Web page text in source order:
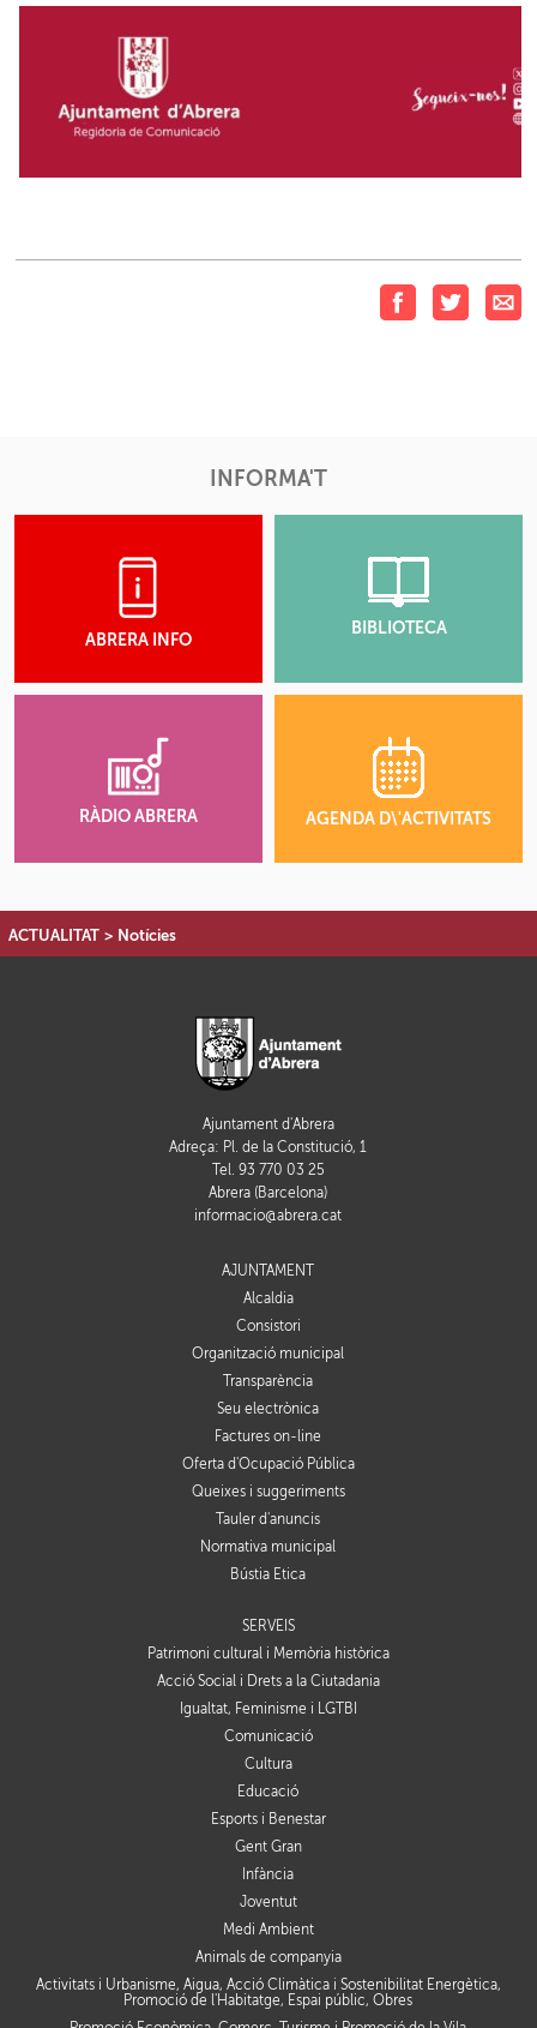
INFORMA'T
ABRERA INFO
BIBLIOTECA
RÀDIO ABRERA AGENDA D\'ACTIVITATS
ACTUALITAT > Notícies
Ajuntament d'Abrera
Adreça: Pl. de la Constitució, 1
Tel. 93 770 03 25
Abrera (Barcelona)
informacio@abrera.cat
AJUNTAMENT
Alcaldia
Consistori
Organització municipal
Transparència
Seu electrònica
Factures on-line
Oferta d'Ocupació Pública
Queixes i suggeriments
Tauler d'anuncis
Normativa municipal
Bústia Ètica
SERVEIS
Patrimoni cultural i Memòria històrica
Acció Social i Drets a la Ciutadania
Igualtat, Feminisme i LGTBI
Comunicació
Cultura
Educació
Esports i Benestar
Gent Gran
Infància
Joventut
Medi Ambient
Animals de companyia
Activitats i Urbanisme, Aigua, Acció Climàtica i Sostenibilitat Energètica,
Promoció de l'Habitatge, Espai públic, Obres